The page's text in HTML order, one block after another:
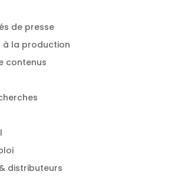
de presse
à la production
contenus
distributeurs